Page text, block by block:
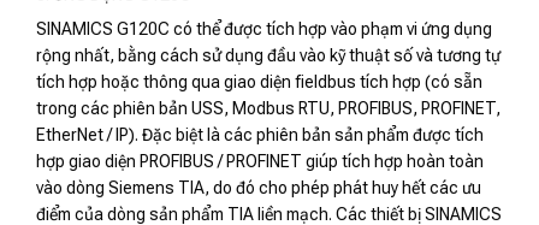
SINAMICS G120C có thể được tích hợp vào phạm vi ứng dụng
rộng nhất, bằng cách sử dụng đầu vào kỹ thuật số và tương tự
tích hợp hoặc thông qua giao diện fieldbus tích hợp (có sẵn
trong các phiên bản USS, Modbus RTU, PROFIBUS, PROFINET,
EtherNet / IP). Đặc biệt là các phiên bản sản phẩm được tích
hợp giao diện PROFIBUS / PROFINET giúp tích hợp hoàn toàn
vào dòng Siemens TIA, do đó cho phép phát huy hết các ưu
điểm của dòng sản phẩm TIA liền mạch. Các thiết bị SINAMICS